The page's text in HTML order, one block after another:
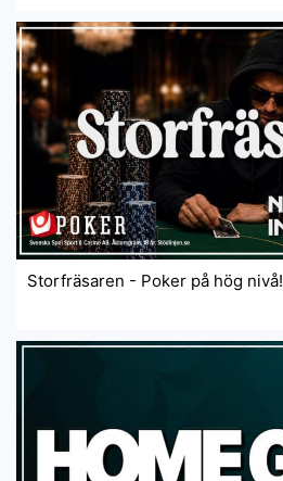
Storfräsaren - Poker på hög nivå!